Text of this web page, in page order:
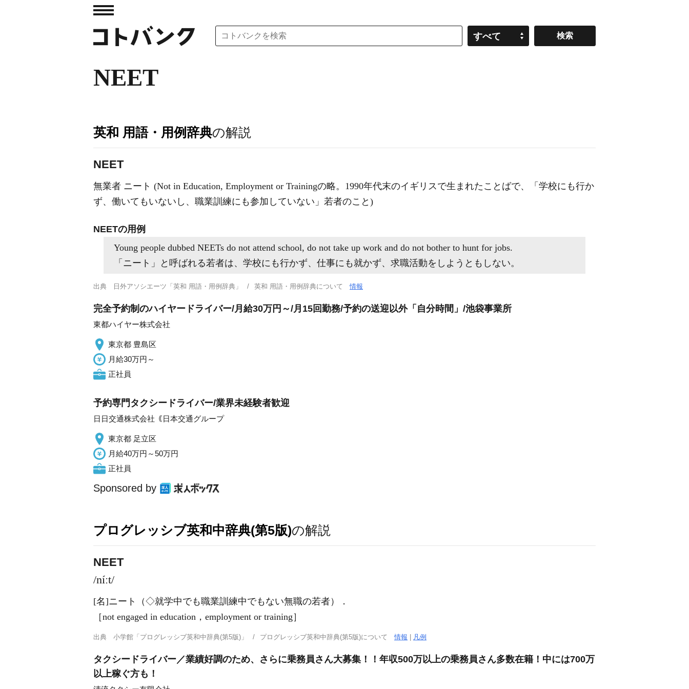
すべて
NEET
英和 用語・用例辞典の解説
NEET
無業者 ニート (Not in Education, Employment or Trainingの略。1990年代末のイギリスで生まれたことばで、「学校にも行か
ず、働いてもいないし、職業訓練にも参加していない」若者のこと)
NEETの用例
Young people dubbed NEETs do not attend school, do not take up work and do not bother to hunt for jobs.
「ニート」と呼ばれる若者は、学校にも行かず、仕事にも就かず、求職活動をしようともしない。
出典 日外アソシエーツ「英和 用語・用例辞典」 英和 用語・用例辞典について情報
完全予約制のハイヤードライバー/月給30万円～/月15回勤務/予約の送迎以外「自分時間」/池袋事業所
東都ハイヤー株式会社
東京都 豊島区
月給30万円～
正社員
予約専門タクシードライバー/業界未経験者歓迎
日日交通株式会社｟日本交通グループ
東京都 足立区
月給40万円～50万円
正社員
Sponsored by
プログレッシブ英和中辞典(第5版)の解説
NEET
/níːt/
[名]ニート（◇就学中でも職業訓練中でもない無職の若者）
．
［not engaged in education，employment or training］
出典 小学館「プログレッシブ英和中辞典(第5版)」 プログレッシブ英和中辞典(第5版)について情報 | 凡例
タクシードライバー／業績好調のため、さらに乗務員さん大募集！！年収500万以上の乗務員さん多数在籍！中には700万
以上稼ぐ方も！